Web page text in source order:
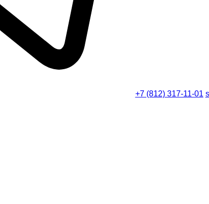
+7 (812) 317-11-01